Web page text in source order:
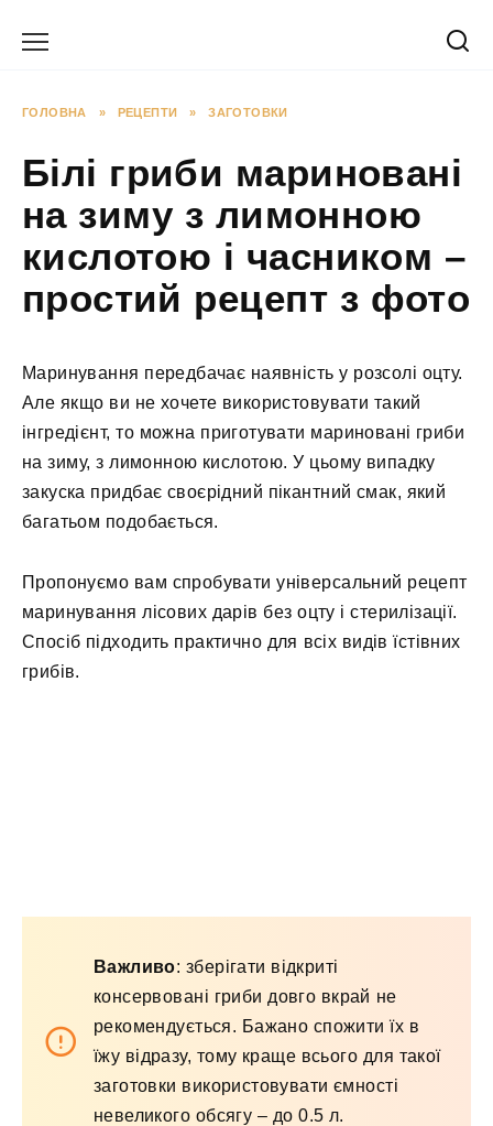
ГОЛОВНА » РЕЦЕПТИ » ЗАГОТОВКИ
Білі гриби мариновані
на зиму з лимонною
кислотою і часником –
простий рецепт з фото
Маринування передбачає наявність у розсолі оцту.
Але якщо ви не хочете використовувати такий
інгредієнт, то можна приготувати мариновані гриби
на зиму, з лимонною кислотою. У цьому випадку
закуска придбає своєрідний пікантний смак, який
багатьом подобається.
Пропонуємо вам спробувати універсальний рецепт
маринування лісових дарів без оцту і стерилізації.
Спосіб підходить практично для всіх видів їстівних
грибів.
Важливо: зберігати відкриті
консервовані гриби довго вкрай не
рекомендується. Бажано спожити їх в
їжу відразу, тому краще всього для такої
заготовки використовувати ємності
невеликого обсягу – до 0.5 л.